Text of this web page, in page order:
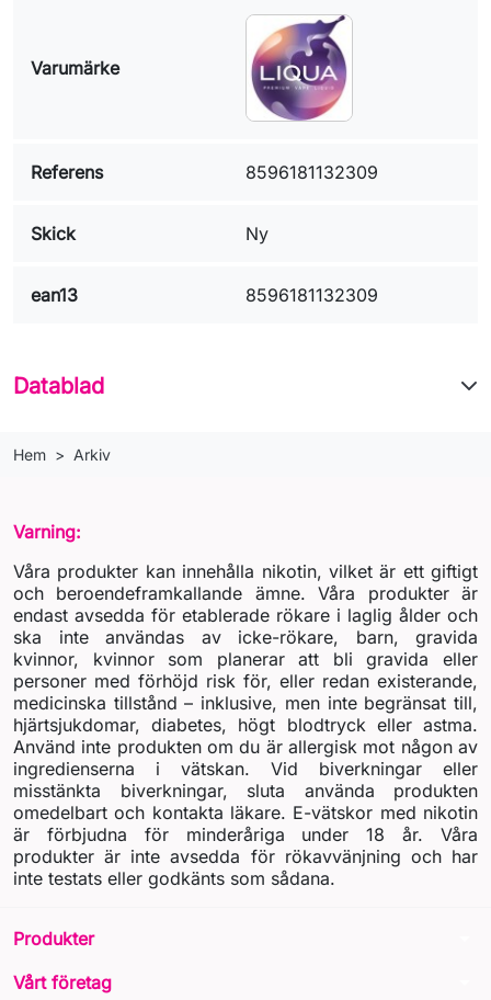
Varumärke
Referens 8596181132309
Skick Ny
ean13 8596181132309
Datablad
Hem Arkiv
Varning:
Våra produkter kan innehålla nikotin, vilket är ett giftigt
och beroendeframkallande ämne. Våra produkter är
endast avsedda för etablerade rökare i laglig ålder och
ska inte användas av icke-rökare, barn, gravida
kvinnor, kvinnor som planerar att bli gravida eller
personer med förhöjd risk för, eller redan existerande,
medicinska tillstånd – inklusive, men inte begränsat till,
hjärtsjukdomar, diabetes, högt blodtryck eller astma.
Använd inte produkten om du är allergisk mot någon av
ingredienserna i vätskan. Vid biverkningar eller
misstänkta biverkningar, sluta använda produkten
omedelbart och kontakta läkare. E-vätskor med nikotin
är förbjudna för minderåriga under 18 år. Våra
produkter är inte avsedda för rökavvänjning och har
inte testats eller godkänts som sådana.
Produkter
Vårt företag